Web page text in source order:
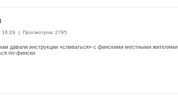
16:29 | Просмотров: 2795
давали инструкции «сливаться» с финскими местными жителями.
по-фински